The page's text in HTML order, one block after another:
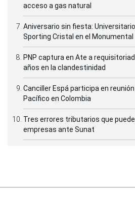
acceso a gas natural
Aniversario sin fiesta:
Sporting Cristal en el Monumental
PNP captura en Ate a
años en la clandestinidad
Canciller Espá participa en reunión
Pacífico en Colombia
Tres errores tributarios que
empresas ante Sunat